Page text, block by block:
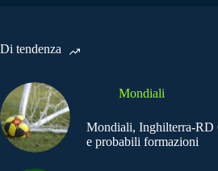
Di tendenza
Mondiali
Mondiali, Inghilterra-RD
e probabili formazioni